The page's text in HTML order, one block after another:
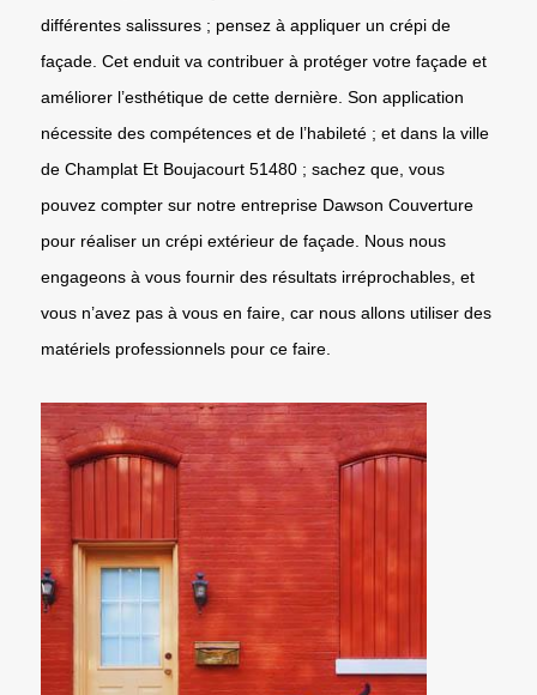
différentes salissures ; pensez à appliquer un crépi de
façade. Cet enduit va contribuer à protéger votre façade et
améliorer l’esthétique de cette dernière. Son application
nécessite des compétences et de l’habileté ; et dans la ville
de Champlat Et Boujacourt 51480 ; sachez que, vous
pouvez compter sur notre entreprise Dawson Couverture
pour réaliser un crépi extérieur de façade. Nous nous
engageons à vous fournir des résultats irréprochables, et
vous n’avez pas à vous en faire, car nous allons utiliser des
matériels professionnels pour ce faire.